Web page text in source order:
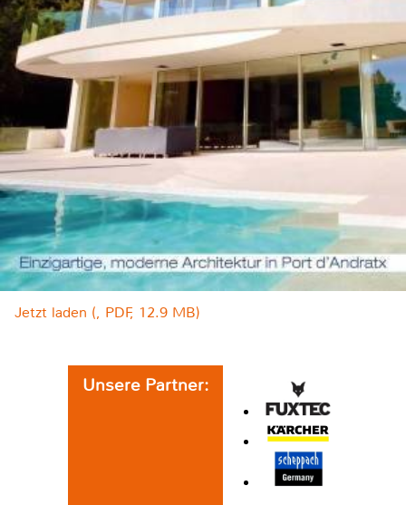
Jetzt laden (, PDF, 12.9 MB)
Unsere Partner: